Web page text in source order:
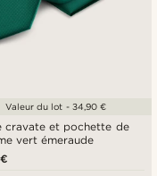
cravate et pochette de
vert émeraude
Valeur du lot - 34,90 €